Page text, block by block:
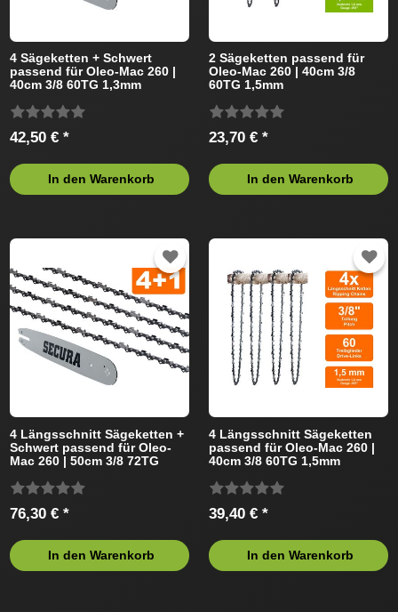
4 Sägeketten + Schwert
passend für Oleo-Mac 260 |
40cm 3/8 60TG 1,3mm
42,50 € *
In den Warenkorb
2 Sägeketten passend für
Oleo-Mac 260 | 40cm 3/8
60TG 1,5mm
23,70 € *
In den Warenkorb
4 Längsschnitt Sägeketten +
Schwert passend für Oleo-
Mac 260 | 50cm 3/8 72TG
76,30 € *
In den Warenkorb
4 Längsschnitt Sägeketten
passend für Oleo-Mac 260 |
40cm 3/8 60TG 1,5mm
39,40 € *
In den Warenkorb